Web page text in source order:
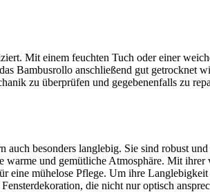
Mit einem feuchten Tuch oder einer
Bambusrollo anschließend gut getrocknet
zu überprüfen und gegebenenfalls zu
auch besonders langlebig. Sie sind robust
warme und gemütliche Atmosphäre. Mit
mühelose Pflege. Um ihre
die nicht nur optisch